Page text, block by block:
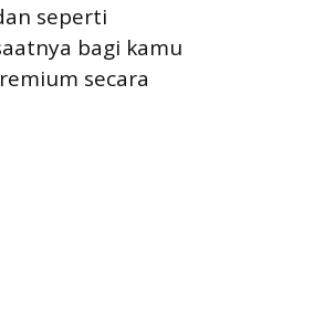
seperti
bagi kamu
secara